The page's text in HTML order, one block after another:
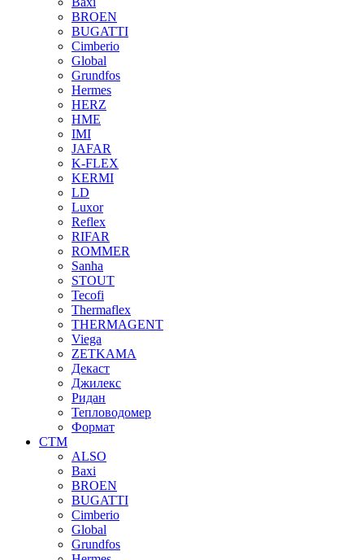
BROEN
BUGATTI
Cimberio
Global
Grundfos
Hermes
HERZ
HME
IMI
JAFAR
K-FLEX
KERMI
LD
Luxor
Reflex
RIFAR
ROMMER
Sanha
STOUT
Tecofi
Thermaflex
THERMAGENT
Viega
ZETKAMA
Декаст
Джилекс
Ридан
Тепловодомер
Формат
СТМ
ALSO
Baxi
BROEN
BUGATTI
Cimberio
Global
Grundfos